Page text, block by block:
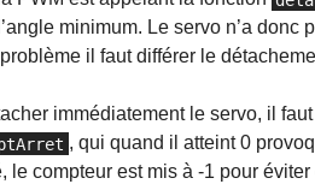
minimum. Le servo n’a
il faut différer le
immédiatement le servo, il
, qui quand il atteint 0
le compteur est mis à -1 pour